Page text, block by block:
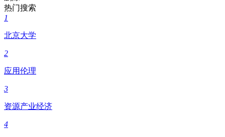
热门搜索
1
北京大学
2
应用伦理
3
资源产业经济
4